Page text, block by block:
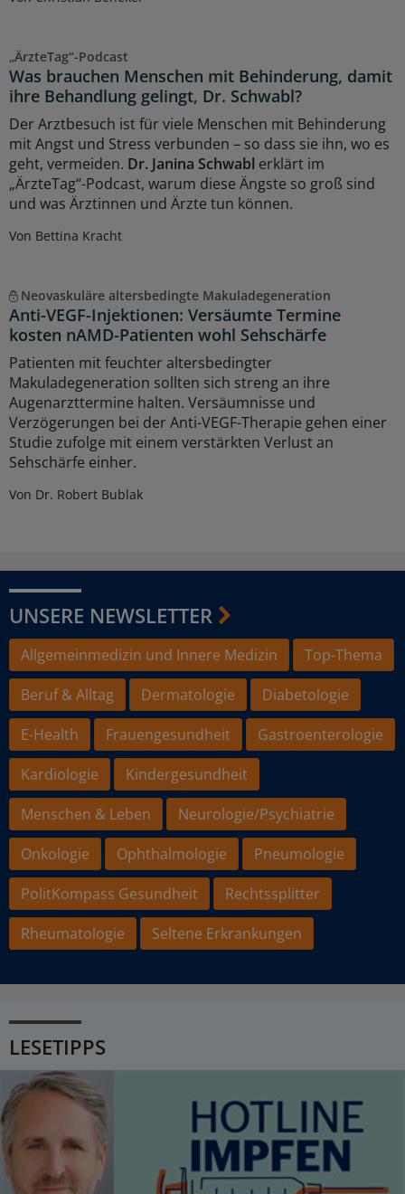
„ÄrzteTag“-Podcast
Was brauchen Menschen mit Behinderung, damit
ihre Behandlung gelingt, Dr. Schwabl?
Der Arztbesuch ist für viele Menschen mit Behinderung
mit Angst und Stress verbunden – so dass sie ihn, wo es
geht, vermeiden. Dr. Janina Schwabl erklärt im
„ÄrzteTag“-Podcast, warum diese Ängste so groß sind
und was Ärztinnen und Ärzte tun können.
Von Bettina Kracht
Neovaskuläre altersbedingte Makuladegeneration
Anti-VEGF-Injektionen: Versäumte Termine
kosten nAMD-Patienten wohl Sehschärfe
Patienten mit feuchter altersbedingter
Makuladegeneration sollten sich streng an ihre
Augenarzttermine halten. Versäumnisse und
Verzögerungen bei der Anti-VEGF-Therapie gehen einer
Studie zufolge mit einem verstärkten Verlust an
Sehschärfe einher.
Von Dr. Robert Bublak
UNSERE NEWSLETTER
Allgemeinmedizin und Innere Medizin
Top-Thema
Beruf & Alltag
Dermatologie
Diabetologie
E-Health
Frauengesundheit
Gastroenterologie
Kardiologie
Kindergesundheit
Menschen & Leben
Neurologie/Psychiatrie
Onkologie
Ophthalmologie
Pneumologie
PolitKompass Gesundheit
Rechtssplitter
Rheumatologie
Seltene Erkrankungen
LESETIPPS